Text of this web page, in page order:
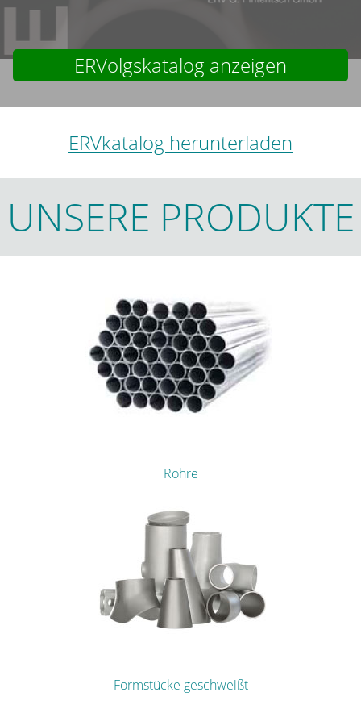
ERVolgskatalog anzeigen
ERVkatalog herunterladen
UNSERE PRODUKTE
Rohre
Formstücke geschweißt